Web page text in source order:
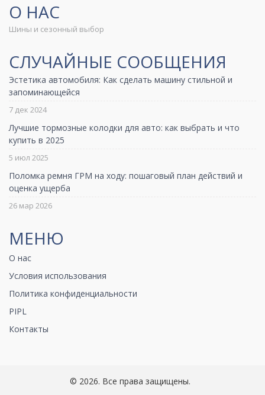
О НАС
Шины и сезонный выбор
СЛУЧАЙНЫЕ СООБЩЕНИЯ
Эстетика автомобиля: Как сделать машину стильной и
запоминающейся
7 дек 2024
Лучшие тормозные колодки для авто: как выбрать и что
купить в 2025
5 июл 2025
Поломка ремня ГРМ на ходу: пошаговый план действий и
оценка ущерба
26 мар 2026
МЕНЮ
О нас
Условия использования
Политика конфиденциальности
PIPL
Контакты
© 2026. Все права защищены.